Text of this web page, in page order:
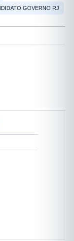
GOVERNO RJ